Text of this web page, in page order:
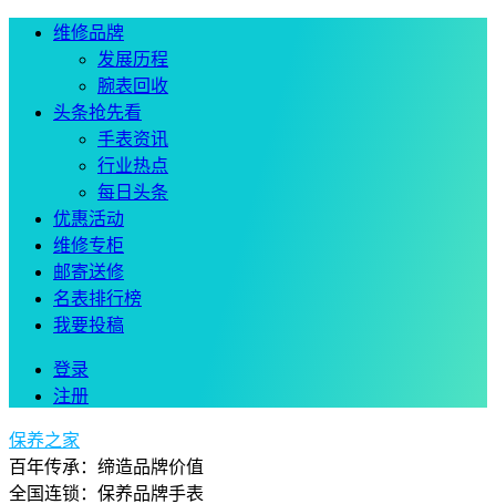
维修品牌
发展历程
腕表回收
头条抢先看
手表资讯
行业热点
每日头条
优惠活动
维修专柜
邮寄送修
名表排行榜
我要投稿
登录
注册
保养之家
百年传承：缔造品牌价值
全国连锁：保养品牌手表